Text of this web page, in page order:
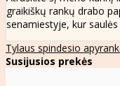
graikiškų rankų drabo
senamiestyje, kur
Tylaus spindesio
Susijusios prekės